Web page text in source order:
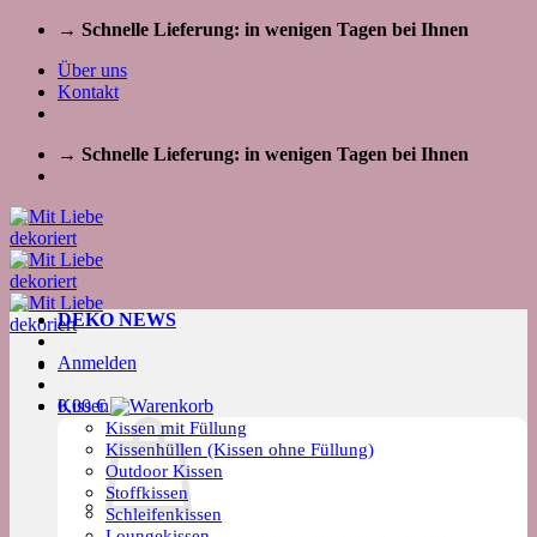
Zum
springen
→ Schnelle Lieferung: in wenigen Tagen bei Ihnen
Über uns
Kontakt
→ Schnelle Lieferung: in wenigen Tagen bei Ihnen
Kissen
Kissen mit Füllung
Kissenhüllen (Kissen ohne Füllung)
Outdoor Kissen
Stoffkissen
Schleifenkissen
DEKO NEWS
Anmelden
0,00€